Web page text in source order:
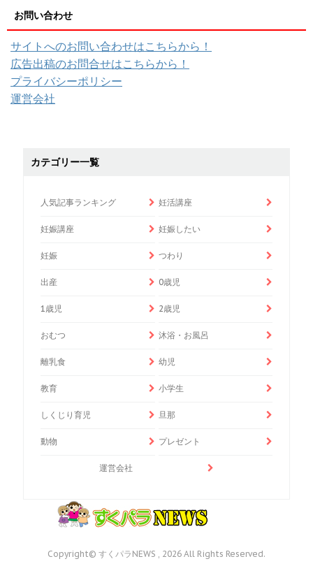
お問い合わせ
サイトへのお問い合わせはこちらから！
広告出稿のお問合せはこちらから！
プライバシーポリシー
運営会社
カテゴリー一覧
人気記事ランキング 妊活講座
妊娠講座 妊娠したい
妊娠 つわり
出産 0歳児
1歳児 2歳児
おむつ 沐浴・お風呂
離乳食 幼児
教育 小学生
しくじり育児 旦那
動物 プレゼント
運営会社
Copyright© すくパラNEWS , 2026 All Rights Reserved.